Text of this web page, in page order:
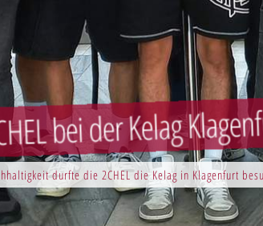
durfte die 2CHEL die Kelag in Klagenfurt
bei der Kelag